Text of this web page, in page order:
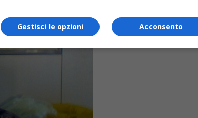
Acconsento
Gestisci le opzioni